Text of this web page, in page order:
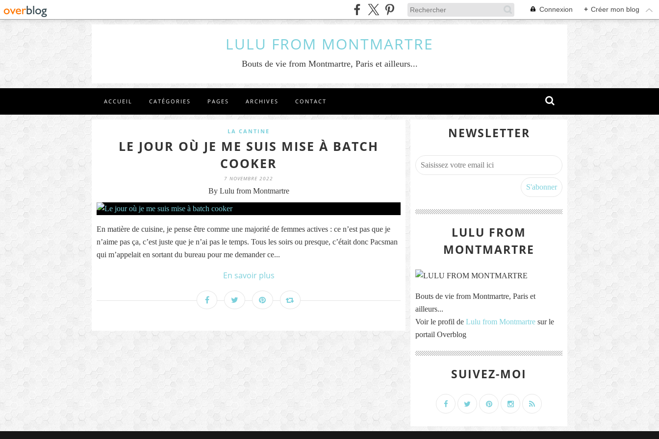
Connexion + Créer mon blog
LULU FROM MONTMARTRE
Bouts de vie from Montmartre, Paris et ailleurs...
ACCUEIL CATÉGORIES PAGES ARCHIVES CONTACT
LA CANTINE
LE JOUR OÙ JE ME SUIS MISE À BATCH
COOKER
7 NOVEMBRE 2022
By Lulu from Montmartre
En matière de cuisine, je pense être comme une majorité de femmes actives : ce n’est pas que je
n’aime pas ça, c’est juste que je n’ai pas le temps. Tous les soirs ou presque, c’était donc Pacsman
qui m’appelait en sortant du bureau pour me demander ce...
En savoir plus
NEWSLETTER
LULU FROM
MONTMARTRE
Bouts de vie from Montmartre, Paris et
ailleurs...
Voir le profil de Lulu from Montmartre sur le
portail Overblog
SUIVEZ-MOI